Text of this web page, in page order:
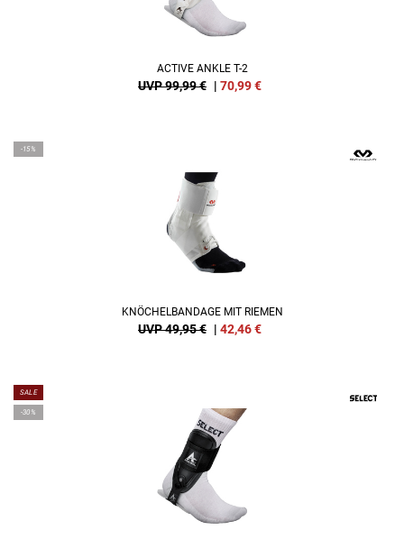
ACTIVE ANKLE T-2
UVP 99,99 € | 70,99€
-15%
KNÖCHELBANDAGE MIT RIEMEN
UVP 49,95 € | 42,46€
SALE
-30%